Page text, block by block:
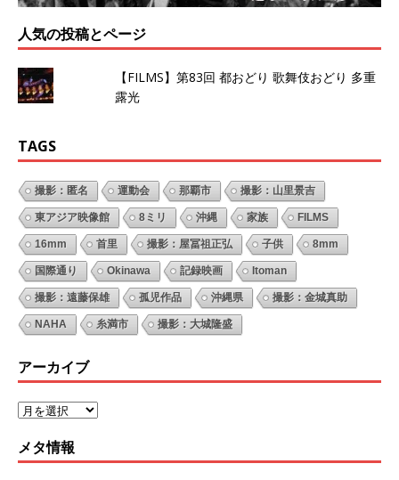
人気の投稿とページ
【FILMS】第83回 都おどり 歌舞伎おどり 多重
露光
TAGS
撮影：匿名 運動会 那覇市 撮影：山里景吉
東アジア映像館 8ミリ 沖縄 家族 FILMS
16mm 首里 撮影：屋冨祖正弘 子供 8mm
国際通り Okinawa 記録映画 Itoman
撮影：遠藤保雄 孤児作品 沖縄県 撮影：金城真助
NAHA 糸満市 撮影：大城隆盛
アーカイブ
メタ情報